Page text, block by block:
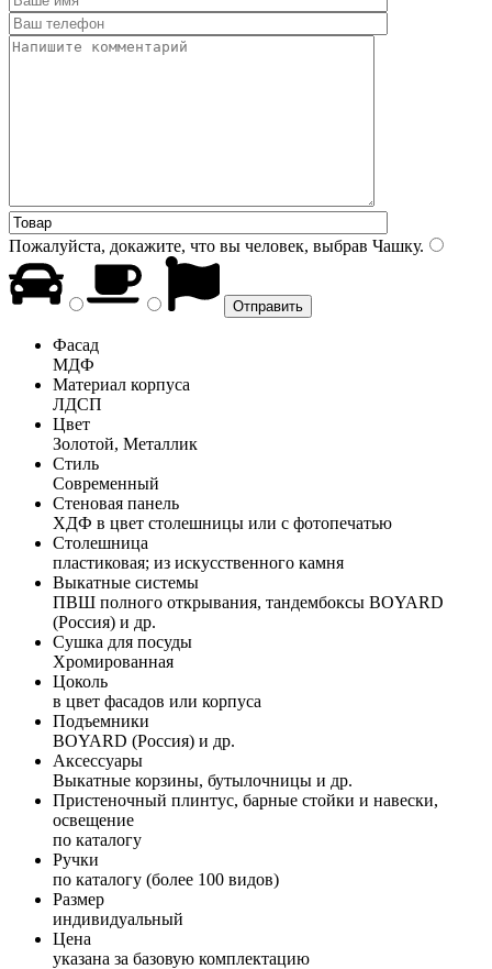
Пожалуйста, докажите, что вы человек, выбрав Чашку.
Фасад
МДФ
Материал корпуса
ЛДСП
Цвет
Золотой, Металлик
Стиль
Современный
Стеновая панель
ХДФ в цвет столешницы или с фотопечатью
Столешница
пластиковая; из искусственного камня
Выкатные системы
ПВШ полного открывания, тандембоксы BOYARD
(Россия) и др.
Сушка для посуды
Хромированная
Цоколь
в цвет фасадов или корпуса
Подъемники
BOYARD (Россия) и др.
Аксессуары
Выкатные корзины, бутылочницы и др.
Пристеночный плинтус, барные стойки и навески,
освещение
по каталогу
Ручки
по каталогу (более 100 видов)
Размер
индивидуальный
Цена
указана за базовую комплектацию